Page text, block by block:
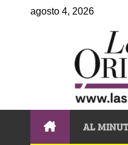
agosto 4, 2026
AL